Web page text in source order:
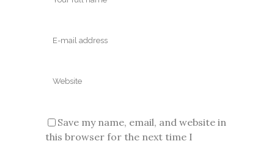
Save my name, email, and website in
this browser for the next time I